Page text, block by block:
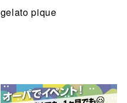
gelato pique